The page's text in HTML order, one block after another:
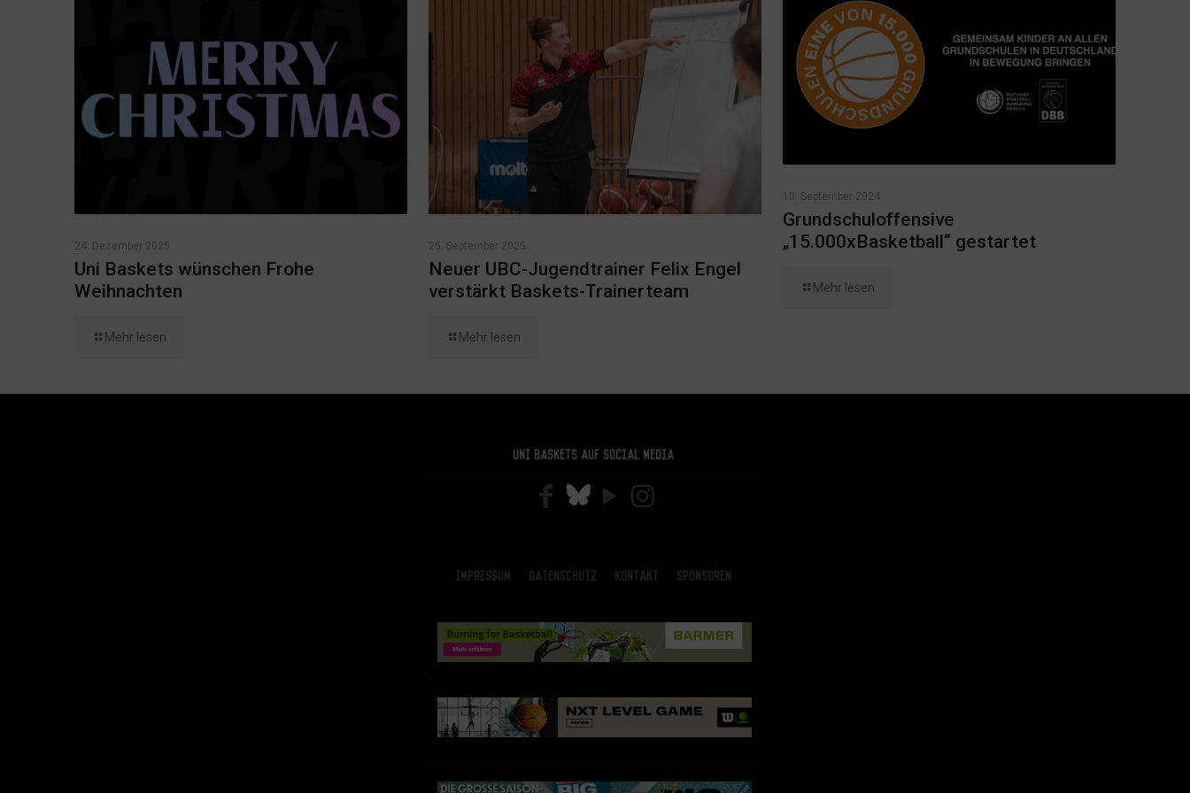
24. Dezember 2025
Uni Baskets wünschen Frohe
Weihnachten
Mehr lesen
25. September 2025
Neuer UBC-Jugendtrainer Felix Engel
verstärkt Baskets-Trainerteam
Mehr lesen
10. September 2024
Grundschuloffensive
„15.000xBasketball“ gestartet
Mehr lesen
Uni Baskets auf Social Media
Impressum Datenschutz Kontakt Sponsoren